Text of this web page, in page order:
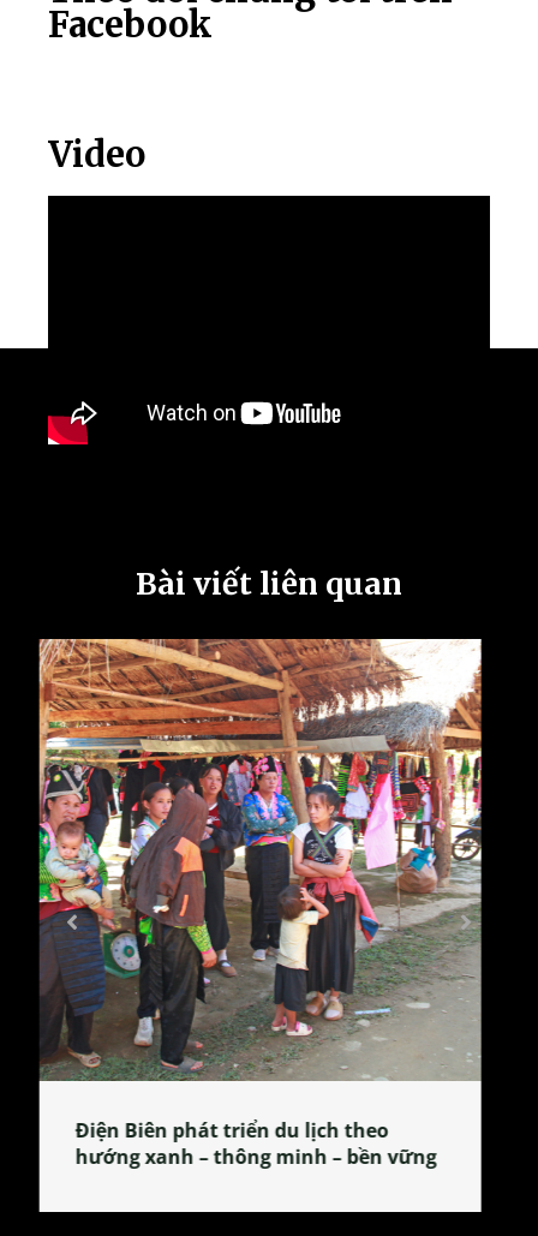
Facebook
Video
Bài viết liên quan
Làng làm bánh tẻ Phú Nhi – nơi lan
tỏa đặc sản xứ Đoài